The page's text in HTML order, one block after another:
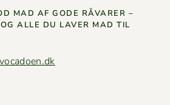
MAD AF GODE RÅVAR­ER –
ALLE DU LAVER MAD TIL